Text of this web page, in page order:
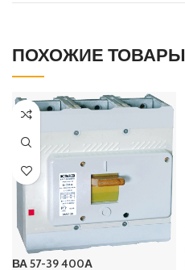
ПОХОЖИЕ ТОВАРЫ
ВА 57-39 400А